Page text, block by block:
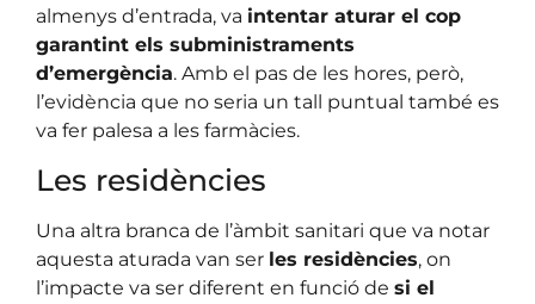
almenys d’entrada, va intentar aturar el cop
garantint els subministraments
d’emergència. Amb el pas de les hores, però,
l’evidència que no seria un tall puntual també es
va fer palesa a les farmàcies.
Les residències
Una altra branca de l’àmbit sanitari que va notar
aquesta aturada van ser les residències, on
l’impacte va ser diferent en funció de si el